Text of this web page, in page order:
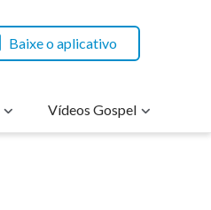
Baixe o aplicativo
Vídeos Gospel